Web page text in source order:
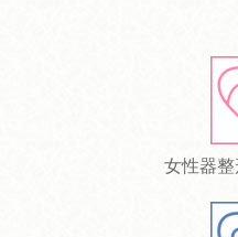
女性器